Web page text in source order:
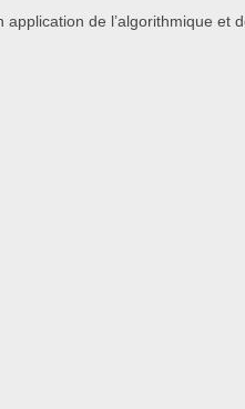
de l’algorithmique et